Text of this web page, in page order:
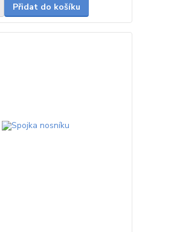
Přidat do košíku